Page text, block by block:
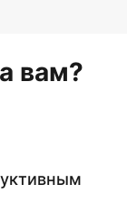
вам?